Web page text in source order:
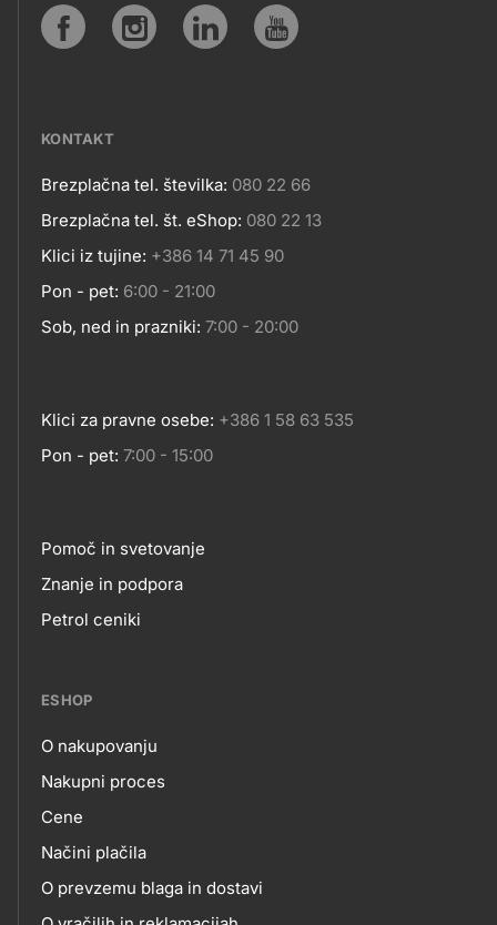
SPLETNA
KONTAKT
Kontakt
Brezplačna tel. številka: 080 22 66
Brezplačna tel. št. eShop: 080 22 13
Klici iz tujine: +386 14 71 45 90
Pon - pet: 6:00 - 21:00
Sob, ned in prazniki: 7:00 - 20:00
Klici za pravne osebe: +386 1 58 63 535
Pon - pet: 7:00 - 15:00
Footer
links
Pomoč in svetovanje
Znanje in podpora
Petrol ceniki
ESHOP
eshop
O nakupovanju
Nakupni proces
Cene
Načini plačila
O prevzemu blaga in dostavi